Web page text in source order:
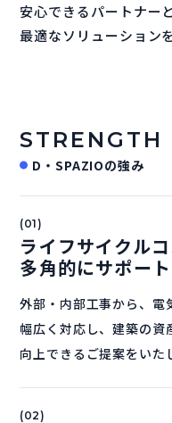
安心できるパートナーと
最適なソリューション
STRENGTH
D・SPAZIOの強み
(01)
ライフサイクル
多角的にサポート
外部・内部工事から、電
幅広く対応し、建築の資
向上できるご提案をいた
(02)